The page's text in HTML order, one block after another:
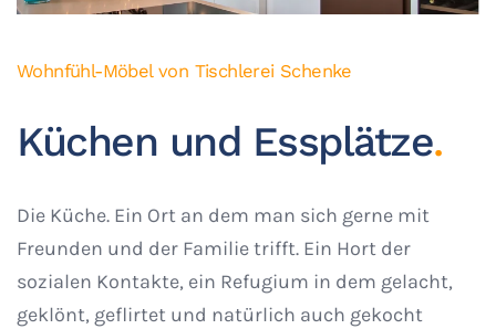
Wohnfühl-Möbel von Tischlerei Schenke
Küchen und Essplätze.
Die Küche. Ein Ort an dem man sich gerne mit
Freunden und der Familie trifft. Ein Hort der
sozialen Kontakte, ein Refugium in dem gelacht,
geklönt, geflirtet und natürlich auch gekocht